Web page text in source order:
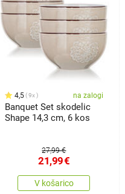
4,5 9x na zalogi
Banquet Set skodelic
Shape 14,3 cm, 6 kos
27,99 €
21,99€
V košarico